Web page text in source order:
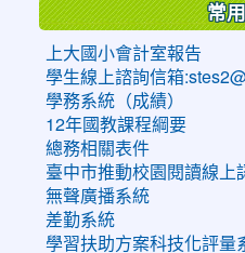
常
上大國小會計室報告
學生線上諮詢信箱
學務系統（成績）
12年國教課程綱要
總務相關表件
臺中市推動校園閱讀線上
無聲廣播系統
差勤系統
學習扶助方案科技化評量